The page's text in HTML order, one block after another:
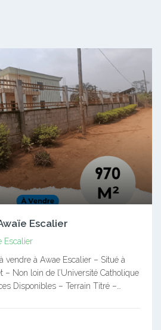
Escalier
Escalier
vendre à Awae Escalier – Situé à
– Non loin de l’Université Catholique
Disponibles – Terrain Titré –…